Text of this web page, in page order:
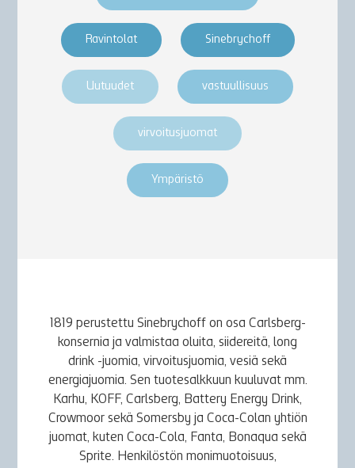
Ravintolat Sinebrychoff
Uutuudet vastuullisuus
virvoitusjuomat
Ympäristö
1819 perustettu Sinebrychoff on osa Carlsberg-
konsernia ja valmistaa oluita, siidereitä, long
drink -juomia, virvoitusjuomia, vesiä sekä
energiajuomia. Sen tuotesalkkuun kuuluvat mm.
Karhu, KOFF, Carlsberg, Battery Energy Drink,
Crowmoor sekä Somersby ja Coca-Colan yhtiön
juomat, kuten Coca-Cola, Fanta, Bonaqua sekä
Sprite. Henkilöstön monimuotoisuus,